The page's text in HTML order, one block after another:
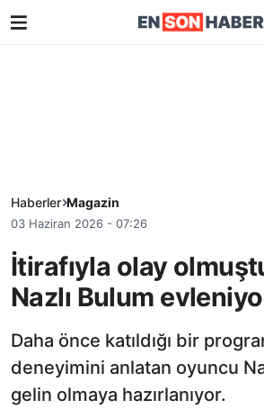
Haberler Magazin
03 Haziran 2026 - 07:26
İtirafıyla olay
Nazlı Bulum
Daha önce katıldığı bir
deneyimini anlatan oyuncu
gelin olmaya hazırlanıyor.